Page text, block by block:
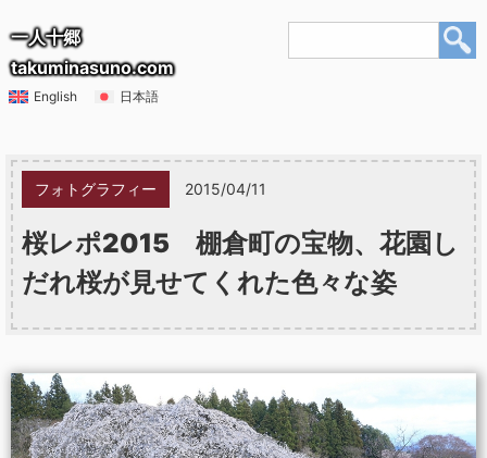
一人十郷
takuminasuno.com
English 日本語
フォトグラフィー 2015/04/11
桜レポ2015 棚倉町の宝物、花園し
だれ桜が見せてくれた色々な姿